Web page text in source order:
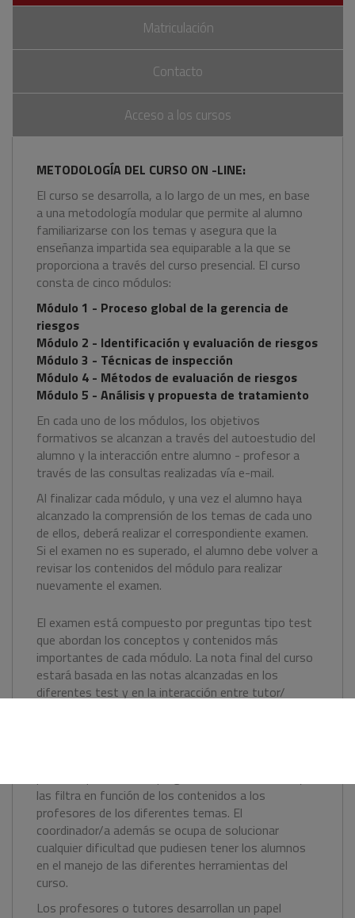
Matriculación
Contacto
Acceso a los cursos
METODOLOGÍA DEL CURSO ON -LINE:
El curso se desarrolla, a lo largo de un mes, en base
a una metodología modular que permite al alumno
familiarizarse con los temas y asegura que la
enseñanza impartida sea equiparable a la que se
proporciona a través del curso presencial. El curso
consta de cinco módulos:
Módulo 1 - Proceso global de la gerencia de
riesgos
Módulo 2 - Identificación y evaluación de riesgos
Módulo 3 - Técnicas de inspección
Módulo 4 - Métodos de evaluación de riesgos
Módulo 5 - Análisis y propuesta de tratamiento
En cada uno de los módulos, los objetivos
formativos se alcanzan a través del autoestudio del
alumno y la interacción entre alumno - profesor a
través de las consultas realizadas vía e-mail.
Al finalizar cada módulo, y una vez el alumno haya
alcanzado la comprensión de los temas de cada uno
de ellos, deberá realizar el correspondiente examen.
Si el examen no es superado, el alumno debe volver a
revisar los contenidos del módulo para realizar
nuevamente el examen.
El examen está compuesto por preguntas tipo test
que abordan los conceptos y contenidos más
importantes de cada módulo. La nota final del curso
estará basada en las notas alcanzadas en los
diferentes test y en la interacción entre tutor/
las filtra en función de los contenidos a los
profesores de los diferentes temas. El
coordinador/a además se ocupa de solucionar
cualquier dificultad que pudiesen tener los alumnos
en el manejo de las diferentes herramientas del
curso.
Los profesores o tutores desarrollan un papel